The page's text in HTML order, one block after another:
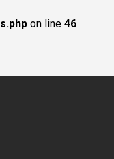
on line 46